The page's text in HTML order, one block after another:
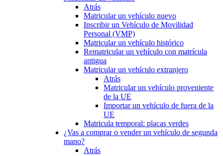
Atrás
Matricular un vehículo nuevo
Inscribir un Vehículo de Movilidad
Personal (VMP)
Matricular un vehículo histórico
Rematricular un vehículo con matrícula
antigua
Matricular un vehículo extranjero
Atrás
Matricular un vehículo proveniente
de la UE
Importar un vehículo de fuera de la
UE
Matricula temporal: placas verdes
¿Vas a comprar o vender un vehículo de segunda
mano?
Atrás